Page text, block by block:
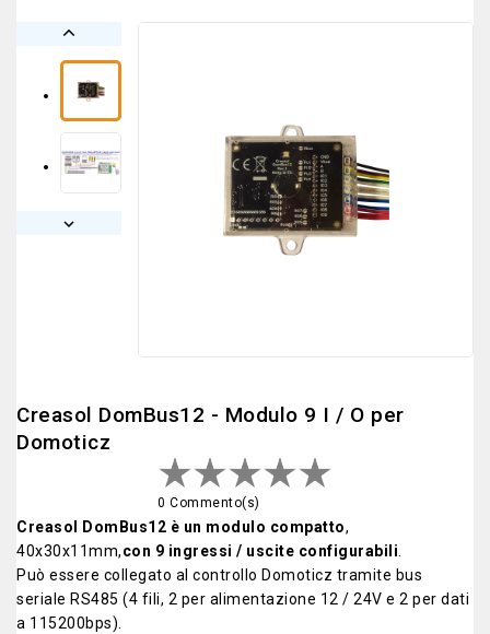


Creasol DomBus12 - Modulo 9 I / O per
Domoticz
0 Commento(s)
Creasol DomBus12 è un modulo compatto,
40x30x11mm,con 9 ingressi / uscite configurabili.
Può essere collegato al controllo Domoticz tramite bus
seriale RS485 (4 fili, 2 per alimentazione 12 / 24V e 2 per dati
a 115200bps).